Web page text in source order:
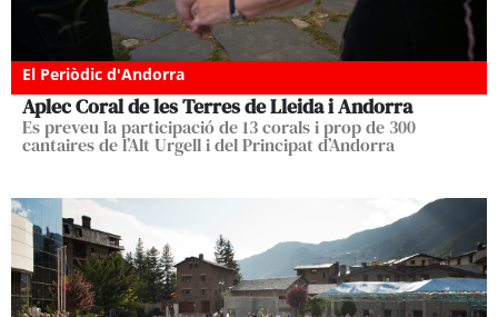
El Periòdic d'Andorra
Aplec Coral de les Terres de Lleida i Andorra
Es preveu la participació de 13 corals i prop de 300
cantaires de l’Alt Urgell i del Principat d’Andorra